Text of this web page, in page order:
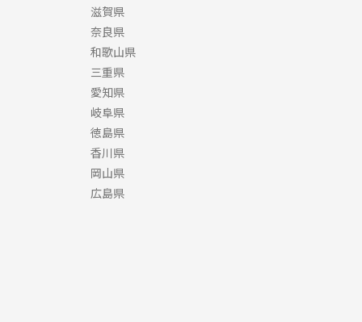
滋賀県
奈良県
和歌山県
三重県
愛知県
岐阜県
徳島県
香川県
岡山県
広島県